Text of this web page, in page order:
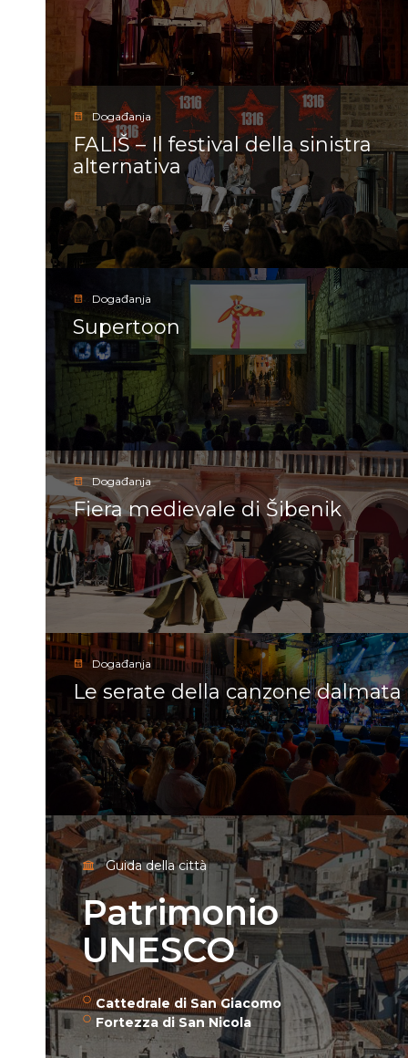
Događanja
FALIŠ – Il festival della sinistra
alternativa
Događanja
Supertoon
Događanja
Fiera medievale di Šibenik
Događanja
Le serate della canzone dalmata
Guida della città
Patrimonio
UNESCO
Cattedrale di San Giacomo
Fortezza di San Nicola